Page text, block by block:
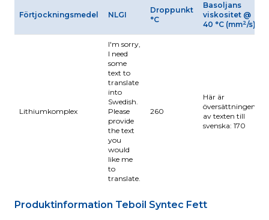
Förtjockningsmedel NLGI
Droppunkt
°C
Basoljans
viskositet @
40 °C (mm2/s)
Lithiumkomplex
I'm sorry,
I need
some
text to
translate
into
Swedish.
Please
provide
the text
you
would
like me
to
translate.
260
Här är
översättningen
av texten till
svenska: 170
Produktinformation Teboil Syntec Fett